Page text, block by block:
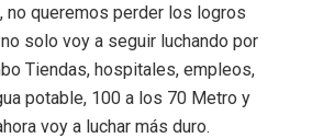
no queremos perder los logros
solo voy a seguir luchando por
Tiendas, hospitales, empleos,
potable, 100 a los 70 Metro y
voy a luchar más duro.